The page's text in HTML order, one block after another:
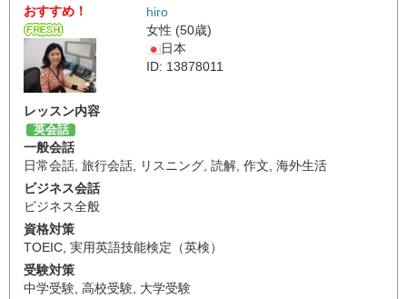
おすすめ！
hiro
女性 (50歳)
日本
ID: 13878011
レッスン内容
英会話
一般会話
日常会話 旅行会話 リスニング 読解 作文 海外生活
ビジネス会話
ビジネス全般
資格対策
TOEIC 実用英語技能検定（英検）
受験対策
中学受験 高校受験 大学受験